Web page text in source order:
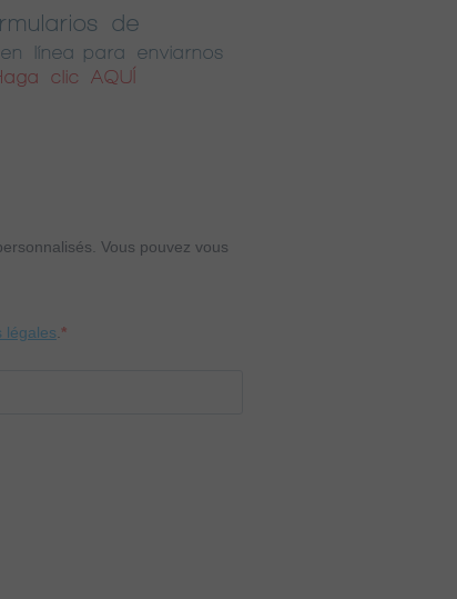
de
en línea para enviarnos
clic AQUÍ
Vous pouvez vous
légales